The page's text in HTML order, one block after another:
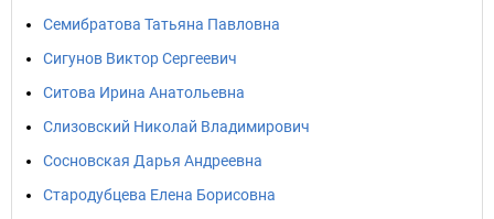
Семибратова Татьяна Павловна
Сигунов Виктор Сергеевич
Ситова Ирина Анатольевна
Слизовский Николай Владимирович
Сосновская Дарья Андреевна
Стародубцева Елена Борисовна